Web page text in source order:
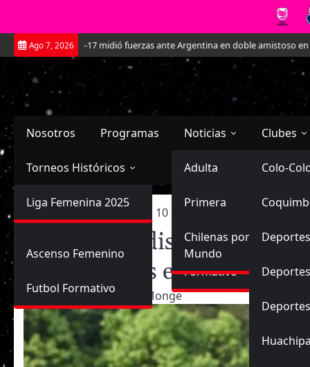
Saltar
al
contenido
Ago 7, 2026
Sub-17 midió fuerzas ante Argentina en doble amistoso en el CAR José
Nosotros Programas Noticias
Selección Chilena
Adulta
Sub-20
Sub-17
Futbol Nacional
Primera
Ascenso
Formativo
Futbol Internacional
Chilenas por el
Mundo
Clubes
Primera
Colo-
Ascenso
Torneos Históricos
Primera División
Femenina
Liga Femenina 2025
Ascenso Femenino
Futbol Formativo
Inicio 10 Torneos de distintas
Torneos de distintas
transmitidos en 2025
10/01/2025 Janis Monge